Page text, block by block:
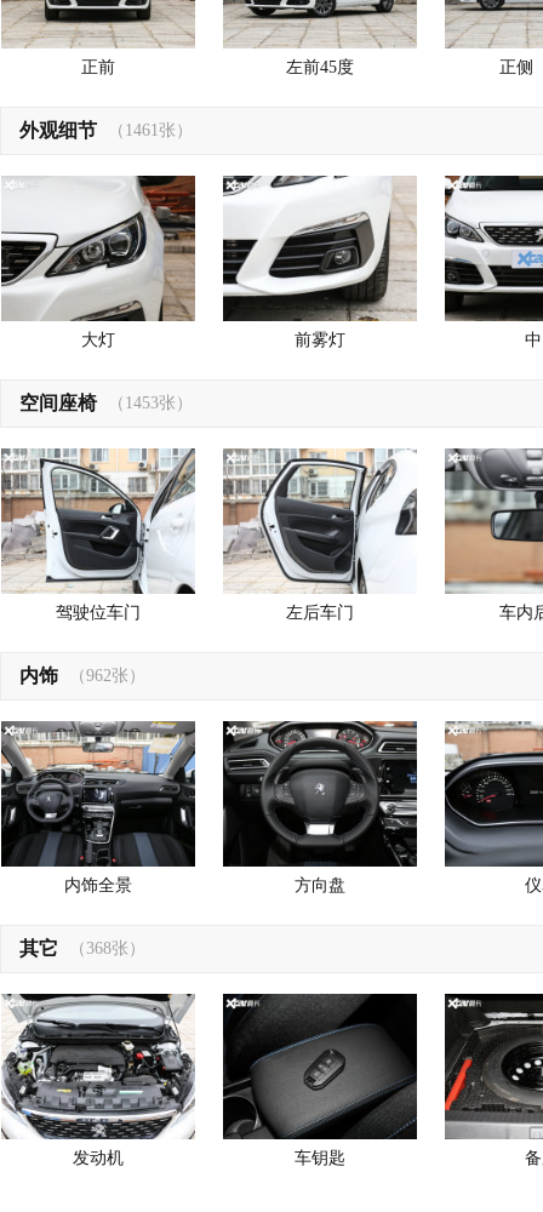
正前 左前45度 正侧
外观细节 （1461张）
大灯 前雾灯
空间座椅 （1453张）
驾驶位车门 左后车门 车内
内饰 （962张）
内饰全景 方向盘
其它 （368张）
发动机 车钥匙